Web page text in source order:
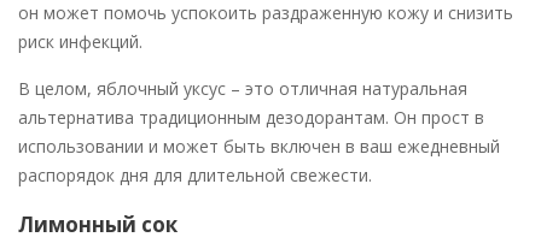
он может помочь успокоить раздраженную кожу и снизить
риск инфекций.
В целом, яблочный уксус – это отличная натуральная
альтернатива традиционным дезодорантам. Он прост в
использовании и может быть включен в ваш ежедневный
распорядок дня для длительной свежести.
Лимонный сок